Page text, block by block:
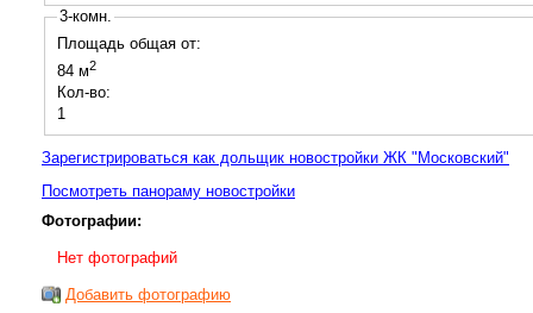
3-комн.
Площадь общая от:
84 м2
Кол-во:
1
Зарегистрироваться как дольщик новостройки ЖК "Московский"
Посмотреть панораму новостройки
Фотографии:
Нет фотографий
Добавить фотографию